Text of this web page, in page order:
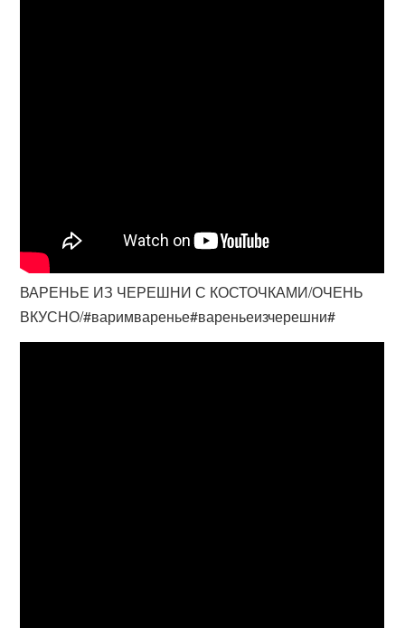
ВАРЕНЬЕ ИЗ ЧЕРЕШНИ С КОСТОЧКАМИ/ОЧЕНЬ
ВКУСНО/#варимваренье#вареньеизчерешни#